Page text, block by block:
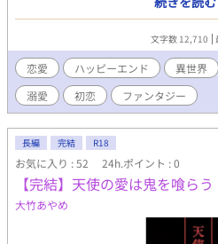
隠し事をした青年×攻めを尊敬して
穏やかな2人暮らしをしているル
た想いを拾い上げ願いを叶えられ
ンウェルをルーシアは尊敬し、感謝
クロンウェルに対してルーシアには
ェルの仕事はなんなのか。何かはし
掴めていなかった。気にはなるけ
れとも聞いてはいけないようなヤ
ルには聞くに聞けず2人での生活を
望んでいなかったタイミングでそ
にめちゃくちゃ弱いらしい俺はい
うにベルンハルト・ブラウンに尽
てしまったのはベルンハルトが女の
で…… 恋人に尽くされつつも振り
文字数 12,710
恋愛 ハッピーエンド 異世界
溺愛
初恋 ファンタジー
長編 完結 R18
お気に入り : 52 24h.ポイント : 0
【完結】天使の愛は鬼を喰らう
大竹あやめ